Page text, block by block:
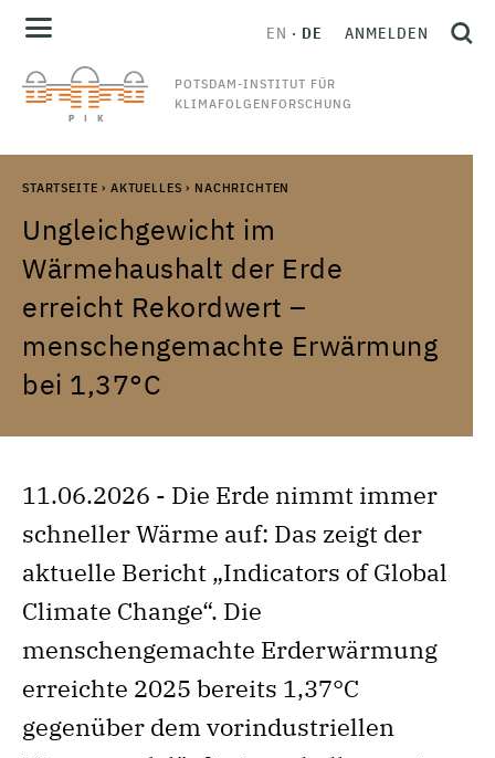
POTSDAM-INSTITUT FÜR
KLIMAFOLGENFORSCHUNG
EN DE ANMELDEN
STARTSEITE › AKTUELLES › NACHRICHTEN
Ungleichgewicht im
Wärmehaushalt der Erde
erreicht Rekordwert –
menschengemachte Erwärmung
bei 1,37°C
11.06.2026 - Die Erde nimmt immer
schneller Wärme auf: Das zeigt der
aktuelle Bericht „Indicators of Global
Climate Change“. Die
menschengemachte Erderwärmung
erreichte 2025 bereits 1,37°C
gegenüber dem vorindustriellen